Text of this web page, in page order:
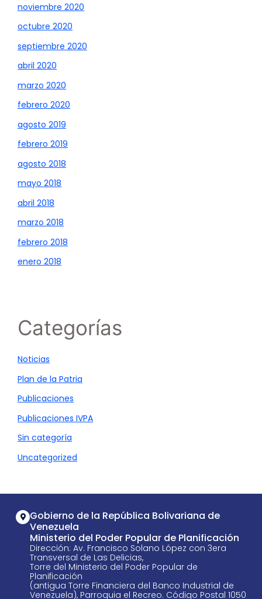
noviembre 2020
octubre 2020
septiembre 2020
abril 2020
marzo 2020
febrero 2020
agosto 2019
febrero 2019
agosto 2018
mayo 2018
abril 2018
marzo 2018
febrero 2018
enero 2018
Categorías
Noticias
Plan de la Patria
Publicaciones
Publicaciones IVPA
Sin categoría
Uncategorized
Gobierno de la República Bolivariana de
Venezuela
Ministerio del Poder Popular de Planificación
Dirección: Av. Francisco Solano López con 3era
Transversal de Las Delicias,
Torre del Ministerio del Poder Popular de
Planificación
(antigua Torre Financiera del Banco Industrial de
Venezuela), Parroquia el Recreo. Código Postal 1050